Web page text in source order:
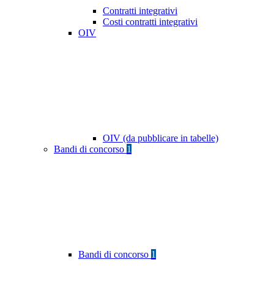
Contratti integrativi
Costi contratti integrativi
OIV
OIV (da pubblicare in tabelle)
Bandi di concorso 1
Bandi di concorso 1